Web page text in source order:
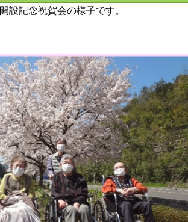
開設記念祝賀会の様子です。